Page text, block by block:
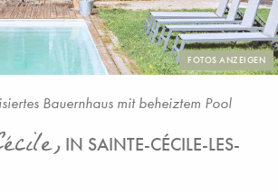
FOTOS ANZEIGEN
Bauernhaus mit beheiztem Pool
IN SAINTE-CÉCILE-LES-